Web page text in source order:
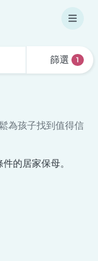
篩選 1
為孩子找到值得信
的居家保母。